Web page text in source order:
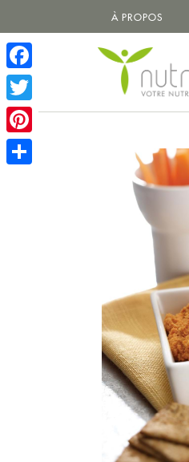
À PROPOS
Facebook
Twitter
Pinterest